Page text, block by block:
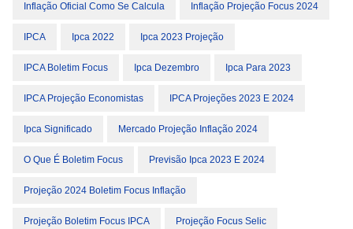
Inflação Oficial Como Se Calcula Inflação Projeção Focus 2024
IPCA Ipca 2022 Ipca 2023 Projeção
IPCA Boletim Focus Ipca Dezembro Ipca Para 2023
IPCA Projeção Economistas IPCA Projeções 2023 E 2024
Ipca Significado Mercado Projeção Inflação 2024
O Que É Boletim Focus Previsão Ipca 2023 E 2024
Projeção 2024 Boletim Focus Inflação
Projeção Boletim Focus IPCA Projeção Focus Selic